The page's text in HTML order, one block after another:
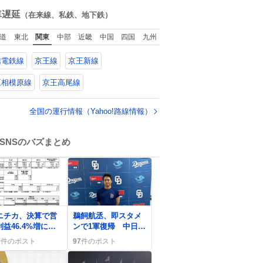
数
延 （在来線、私鉄、地下鉄）
東北 関東 中部 近畿 中国 四国 九州
鉄線 京王線 京王新線
模原線 京王高尾線
全国の運行情報（Yahoo!路線情報）
SNSのバズまとめ
チカ、決算で営
益46.4%増に歓
上がってよか
」声続出、投資
騰
件のポスト
鵜飼航丞、即スタメ
ンで1軍復帰 中日ド
ラゴンズでファン歓
喜の声が続出
97件のポスト